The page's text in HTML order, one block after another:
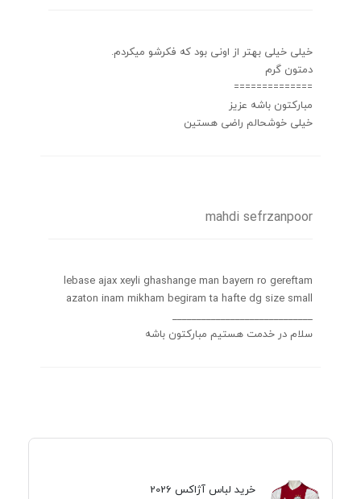
خیلی خیلی بهتر از اونی بود که فکرشو میکردم.
دمتون گرم
==============
مبارکتون باشه عزیز
خیلی خوشحالم راضی هستین
mahdi sefrzanpoor
lebase ajax xeyli ghashange man bayern ro gereftam
azaton inam mikham begiram ta hafte dg size small
_____________________________
سلام در خدمت هستیم مبارکتون باشه
خرید لباس آژاکس 2026